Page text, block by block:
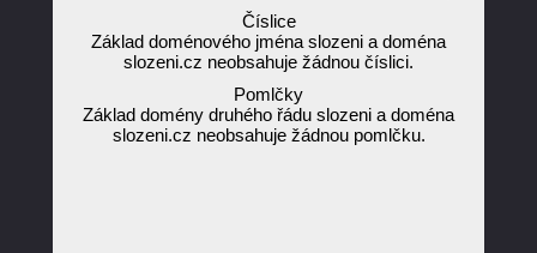
Číslice
Základ doménového jména slozeni a doména
slozeni.cz neobsahuje žádnou číslici.
Pomlčky
Základ domény druhého řádu slozeni a doména
slozeni.cz neobsahuje žádnou pomlčku.